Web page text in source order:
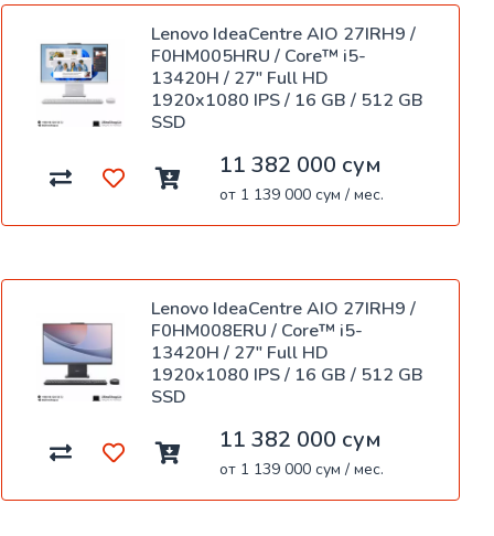
Lenovo IdeaCentre AIO 27IRH9 /
F0HM005HRU / Core™ i5-
13420H / 27" Full HD
1920x1080 IPS / 16 GB / 512 GB
SSD
11 382 000 сум
от 1 139 000 сум / мес.
Lenovo IdeaCentre AIO 27IRH9 /
F0HM008ERU / Core™ i5-
13420H / 27" Full HD
1920x1080 IPS / 16 GB / 512 GB
SSD
11 382 000 сум
от 1 139 000 сум / мес.